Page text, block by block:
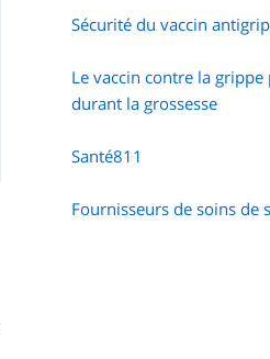
Sécurité du vaccin
Le vaccin contre la
durant la grossesse
Santé811
Fournisseurs de soins de